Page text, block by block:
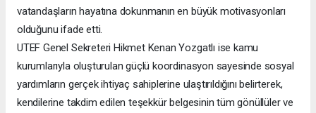
vatandaşların hayatına dokunmanın en büyük motivasyonları
olduğunu ifade etti.
UTEF Genel Sekreteri Hikmet Kenan Yozgatlı ise kamu
kurumlarıyla oluşturulan güçlü koordinasyon sayesinde sosyal
yardımların gerçek ihtiyaç sahiplerine ulaştırıldığını belirterek,
kendilerine takdim edilen teşekkür belgesinin tüm gönüllüler ve